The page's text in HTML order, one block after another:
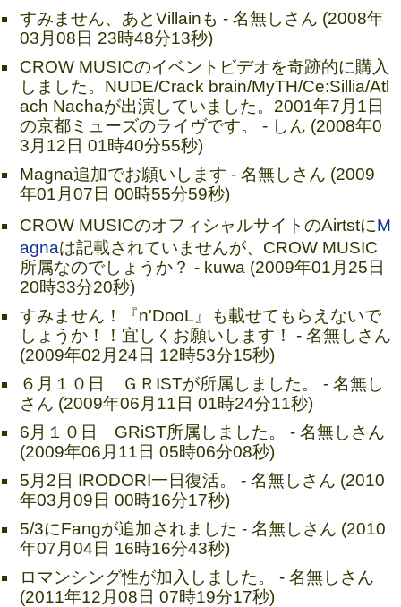
すみません、あとVillainも - 名無しさん (2008年
03月08日 23時48分13秒)
CROW MUSICのイベントビデオを奇跡的に購入
しました。NUDE/Crack brain/MyTH/Ce:Sillia/Atl
ach Nachaが出演していました。2001年7月1日
の京都ミューズのライヴです。 - しん (2008年0
3月12日 01時40分55秒)
Magna追加でお願いします - 名無しさん (2009
年01月07日 00時55分59秒)
CROW MUSICのオフィシャルサイトのAirtstにM
agnaは記載されていませんが、CROW MUSIC
所属なのでしょうか？ - kuwa (2009年01月25日
20時33分20秒)
すみません！『n'DooL』も載せてもらえないで
しょうか！！宜しくお願いします！ - 名無しさん
(2009年02月24日 12時53分15秒)
６月１０日 ＧＲISTが所属しました。 - 名無し
さん (2009年06月11日 01時24分11秒)
6月１０日 GRiST所属しました。 - 名無しさん
(2009年06月11日 05時06分08秒)
5月2日 IRODORI一日復活。 - 名無しさん (2010
年03月09日 00時16分17秒)
5/3にFangが追加されました - 名無しさん (2010
年07月04日 16時16分43秒)
ロマンシング性が加入しました。 - 名無しさん
(2011年12月08日 07時19分17秒)